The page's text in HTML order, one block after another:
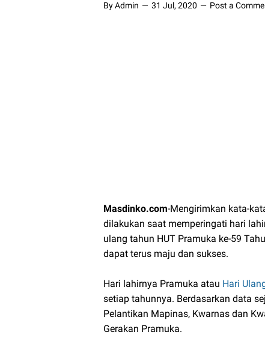
By Admin 31 Jul, 2020 Post a
Masdinko.com-Mengirimkan kata-
dilakukan saat memperingati hari
ulang tahun HUT Pramuka ke-59
dapat terus maju dan sukses.
Hari lahirnya Pramuka atau Hari
setiap tahunnya. Berdasarkan data
Pelantikan Mapinas, Kwarnas dan
Gerakan Pramuka.